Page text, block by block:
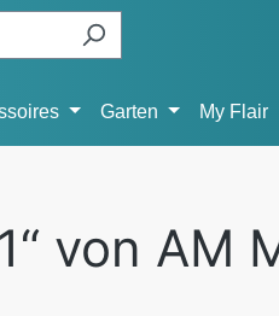
Garten My Flair
von AM